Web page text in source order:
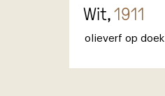
Wit,1911
olieverf op doek